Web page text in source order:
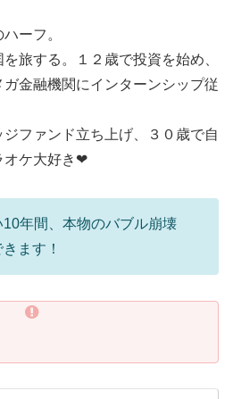
ーフ。
旅する。１２歳で投資を始め、
ガ金融機関にインターンシップ従
ファンド立ち上げ、３０歳で自
オケ大好き❤
年間、本物のバブル崩壊
ます！